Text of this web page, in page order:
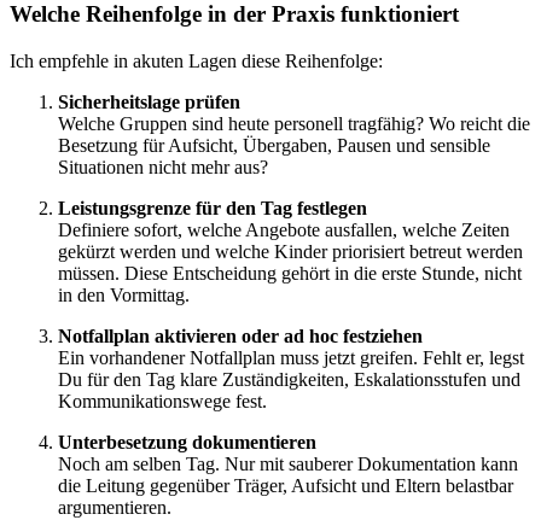
Welche Reihenfolge in der Praxis funktioniert
Ich empfehle in akuten Lagen diese Reihenfolge:
Sicherheitslage prüfen
Welche Gruppen sind heute personell tragfähig? Wo reicht die
Besetzung für Aufsicht, Übergaben, Pausen und sensible
Situationen nicht mehr aus?
Leistungsgrenze für den Tag festlegen
Definiere sofort, welche Angebote ausfallen, welche Zeiten
gekürzt werden und welche Kinder priorisiert betreut werden
müssen. Diese Entscheidung gehört in die erste Stunde, nicht
in den Vormittag.
Notfallplan aktivieren oder ad hoc festziehen
Ein vorhandener Notfallplan muss jetzt greifen. Fehlt er, legst
Du für den Tag klare Zuständigkeiten, Eskalationsstufen und
Kommunikationswege fest.
Unterbesetzung dokumentieren
Noch am selben Tag. Nur mit sauberer Dokumentation kann
die Leitung gegenüber Träger, Aufsicht und Eltern belastbar
argumentieren.